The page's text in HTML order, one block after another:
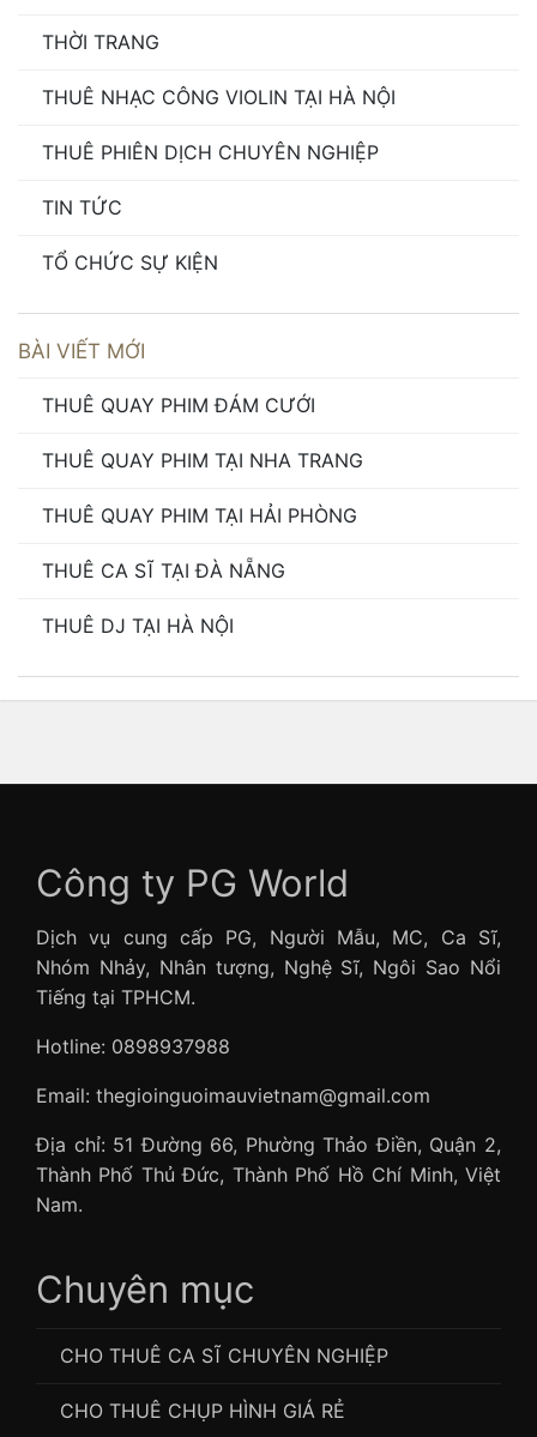
THỜI TRANG
THUÊ NHẠC CÔNG VIOLIN TẠI HÀ NỘI
THUÊ PHIÊN DỊCH CHUYÊN NGHIỆP
TIN TỨC
TỔ CHỨC SỰ KIỆN
BÀI VIẾT MỚI
THUÊ QUAY PHIM ĐÁM CƯỚI
THUÊ QUAY PHIM TẠI NHA TRANG
THUÊ QUAY PHIM TẠI HẢI PHÒNG
THUÊ CA SĨ TẠI ĐÀ NẴNG
THUÊ DJ TẠI HÀ NỘI
Công ty PG World
Dịch vụ cung cấp PG, Người Mẫu, MC, Ca Sĩ,
Nhóm Nhảy, Nhân tượng, Nghệ Sĩ, Ngôi Sao Nổi
Tiếng tại TPHCM.
Hotline: 0898937988
Email: thegioinguoimauvietnam@gmail.com
Địa chỉ: 51 Đường 66, Phường Thảo Điền, Quận 2,
Thành Phố Thủ Đức, Thành Phố Hồ Chí Minh, Việt
Nam.
Chuyên mục
CHO THUÊ CA SĨ CHUYÊN NGHIỆP
CHO THUÊ CHỤP HÌNH GIÁ RẺ